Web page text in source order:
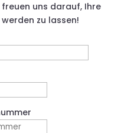
freuen uns darauf, Ihre
zu lassen!